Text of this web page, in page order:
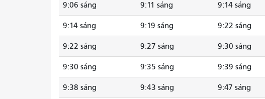
9:06 sáng 9:11 sáng 9:14 sáng
9:14 sáng 9:19 sáng 9:22 sáng
9:22 sáng 9:27 sáng 9:30 sáng
9:30 sáng 9:35 sáng 9:39 sáng
9:38 sáng 9:43 sáng 9:47 sáng